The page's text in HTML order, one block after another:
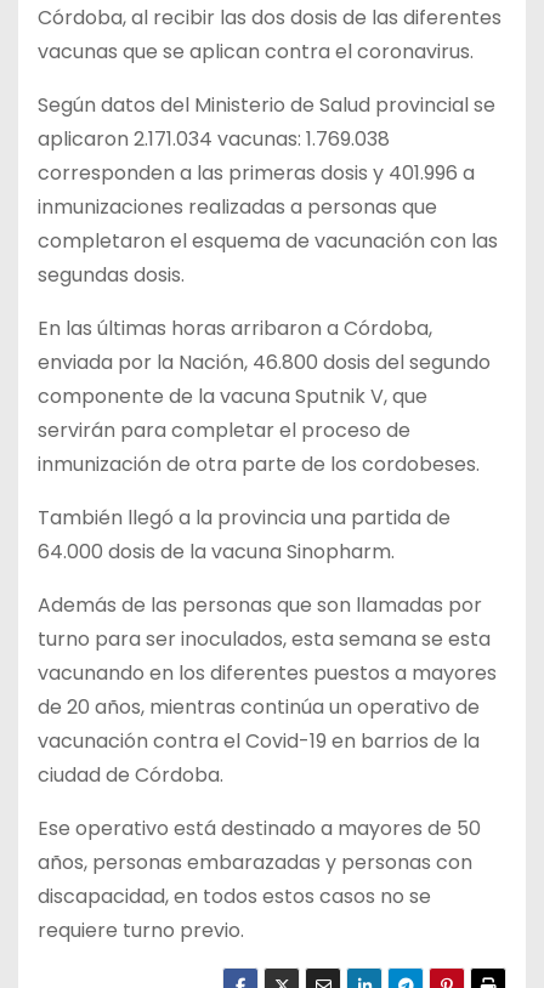
Córdoba, al recibir las dos dosis de las diferentes
vacunas que se aplican contra el coronavirus.
Según datos del Ministerio de Salud provincial se
aplicaron 2.171.034 vacunas: 1.769.038
corresponden a las primeras dosis y 401.996 a
inmunizaciones realizadas a personas que
completaron el esquema de vacunación con las
segundas dosis.
En las últimas horas arribaron a Córdoba,
enviada por la Nación, 46.800 dosis del segundo
componente de la vacuna Sputnik V, que
servirán para completar el proceso de
inmunización de otra parte de los cordobeses.
También llegó a la provincia una partida de
64.000 dosis de la vacuna Sinopharm.
Además de las personas que son llamadas por
turno para ser inoculados, esta semana se esta
vacunando en los diferentes puestos a mayores
de 20 años, mientras continúa un operativo de
vacunación contra el Covid-19 en barrios de la
ciudad de Córdoba.
Ese operativo está destinado a mayores de 50
años, personas embarazadas y personas con
discapacidad, en todos estos casos no se
requiere turno previo.